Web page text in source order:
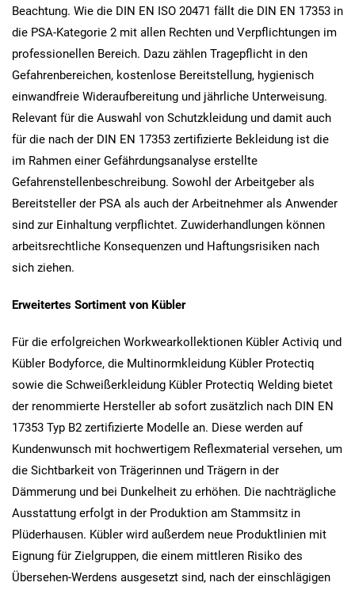
Beachtung. Wie die DIN EN ISO 20471 fällt die DIN EN 17353 in
die PSA-Kategorie 2 mit allen Rechten und Verpflichtungen im
professionellen Bereich. Dazu zählen Tragepflicht in den
Gefahrenbereichen, kostenlose Bereitstellung, hygienisch
einwandfreie Wideraufbereitung und jährliche Unterweisung.
Relevant für die Auswahl von Schutzkleidung und damit auch
für die nach der DIN EN 17353 zertifizierte Bekleidung ist die
im Rahmen einer Gefährdungsanalyse erstellte
Gefahrenstellenbeschreibung. Sowohl der Arbeitgeber als
Bereitsteller der PSA als auch der Arbeitnehmer als Anwender
sind zur Einhaltung verpflichtet. Zuwiderhandlungen können
arbeitsrechtliche Konsequenzen und Haftungsrisiken nach
sich ziehen.
Erweitertes Sortiment von Kübler
Für die erfolgreichen Workwearkollektionen Kübler Activiq und
Kübler Bodyforce, die Multinormkleidung Kübler Protectiq
sowie die Schweißerkleidung Kübler Protectiq Welding bietet
der renommierte Hersteller ab sofort zusätzlich nach DIN EN
17353 Typ B2 zertifizierte Modelle an. Diese werden auf
Kundenwunsch mit hochwertigem Reflexmaterial versehen, um
die Sichtbarkeit von Trägerinnen und Trägern in der
Dämmerung und bei Dunkelheit zu erhöhen. Die nachträgliche
Ausstattung erfolgt in der Produktion am Stammsitz in
Plüderhausen. Kübler wird außerdem neue Produktlinien mit
Eignung für Zielgruppen, die einem mittleren Risiko des
Übersehen-Werdens ausgesetzt sind, nach der einschlägigen